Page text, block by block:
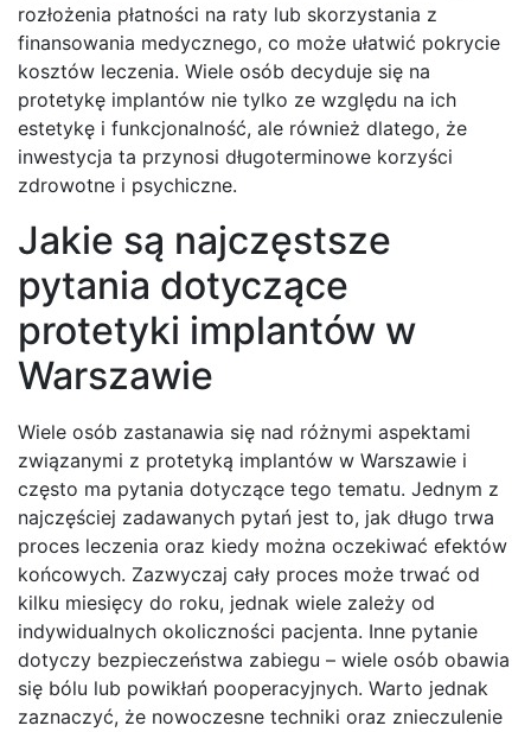
rozłożenia płatności na raty lub skorzystania z
finansowania medycznego, co może ułatwić pokrycie
kosztów leczenia. Wiele osób decyduje się na
protetykę implantów nie tylko ze względu na ich
estetykę i funkcjonalność, ale również dlatego, że
inwestycja ta przynosi długoterminowe korzyści
zdrowotne i psychiczne.
Jakie są najczęstsze
pytania dotyczące
protetyki implantów w
Warszawie
Wiele osób zastanawia się nad różnymi aspektami
związanymi z protetyką implantów w Warszawie i
często ma pytania dotyczące tego tematu. Jednym z
najczęściej zadawanych pytań jest to, jak długo trwa
proces leczenia oraz kiedy można oczekiwać efektów
końcowych. Zazwyczaj cały proces może trwać od
kilku miesięcy do roku, jednak wiele zależy od
indywidualnych okoliczności pacjenta. Inne pytanie
dotyczy bezpieczeństwa zabiegu – wiele osób obawia
się bólu lub powikłań pooperacyjnych. Warto jednak
zaznaczyć, że nowoczesne techniki oraz znieczulenie